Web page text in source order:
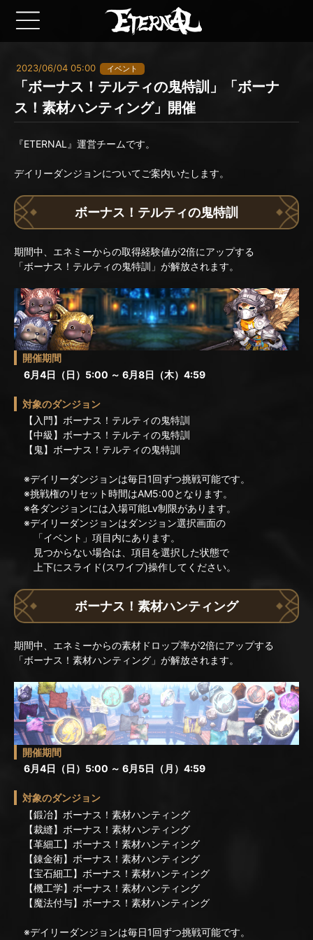
2023/06/04 05:00 イベント
「ボーナス！テルティの鬼特訓」「ボーナ
ス！素材ハンティング」開催
『ETERNAL』運営チームです。
デイリーダンジョンについてご案内いたします。
ボーナス！テルティの鬼特訓
期間中、エネミーからの取得経験値が2倍にアップする
「ボーナス！テルティの鬼特訓」が解放されます。
開催期間
6月4日（日）5:00 ～ 6月8日（木）4:59
対象のダンジョン
【入門】ボーナス！テルティの鬼特訓
【中級】ボーナス！テルティの鬼特訓
【鬼】ボーナス！テルティの鬼特訓
※デイリーダンジョンは毎日1回ずつ挑戦可能です。
※挑戦権のリセット時間はAM5:00となります。
※各ダンジョンには入場可能Lv制限があります。
※デイリーダンジョンはダンジョン選択画面の
「イベント」項目内にあります。
見つからない場合は、項目を選択した状態で
上下にスライド(スワイプ)操作してください。
ボーナス！素材ハンティング
期間中、エネミーからの素材ドロップ率が2倍にアップする
「ボーナス！素材ハンティング」が解放されます。
開催期間
6月4日（日）5:00 ～ 6月5日（月）4:59
対象のダンジョン
【鍛冶】ボーナス！素材ハンティング
【裁縫】ボーナス！素材ハンティング
【革細工】ボーナス！素材ハンティング
【錬金術】ボーナス！素材ハンティング
【宝石細工】ボーナス！素材ハンティング
【機工学】ボーナス！素材ハンティング
【魔法付与】ボーナス！素材ハンティング
※デイリーダンジョンは毎日1回ずつ挑戦可能です。